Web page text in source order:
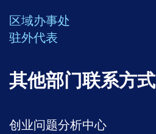
区域办事处
驻外代表
其他部门联系方式
创业问题分析中心